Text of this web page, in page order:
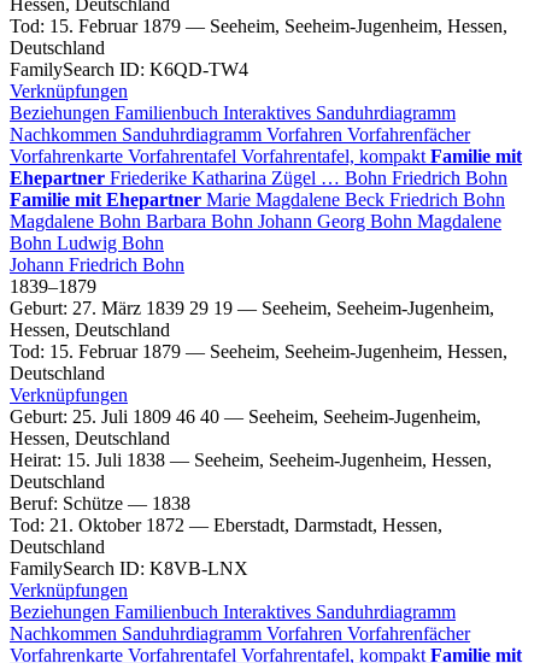
Tod: 15. Februar 1879 — Seeheim, Seeheim-Jugenheim, Hessen,
Deutschland
FamilySearch ID: K6QD-TW4
Verknüpfungen
Beziehungen Familienbuch Interaktives Sanduhrdiagramm
Nachkommen Sanduhrdiagramm Vorfahren Vorfahrenfächer
Vorfahrenkarte Vorfahrentafel Vorfahrentafel, kompakt Familie mit
Ehepartner Friederike Katharina Zügel … Bohn Friedrich Bohn
Familie mit Ehepartner Marie Magdalene Beck Friedrich Bohn
Magdalene Bohn Barbara Bohn Johann Georg Bohn Magdalene
Bohn Ludwig Bohn
Johann Friedrich Bohn
1839–1879
Geburt: 27. März 1839 29 19 — Seeheim, Seeheim-Jugenheim,
Hessen, Deutschland
Tod: 15. Februar 1879 — Seeheim, Seeheim-Jugenheim, Hessen,
Deutschland
Verknüpfungen
Geburt: 25. Juli 1809 46 40 — Seeheim, Seeheim-Jugenheim,
Hessen, Deutschland
Heirat: 15. Juli 1838 — Seeheim, Seeheim-Jugenheim, Hessen,
Deutschland
Beruf: Schütze — 1838
Tod: 21. Oktober 1872 — Eberstadt, Darmstadt, Hessen,
Deutschland
FamilySearch ID: K8VB-LNX
Verknüpfungen
Beziehungen Familienbuch Interaktives Sanduhrdiagramm
Nachkommen Sanduhrdiagramm Vorfahren Vorfahrenfächer
Vorfahrenkarte Vorfahrentafel Vorfahrentafel, kompakt Familie mit